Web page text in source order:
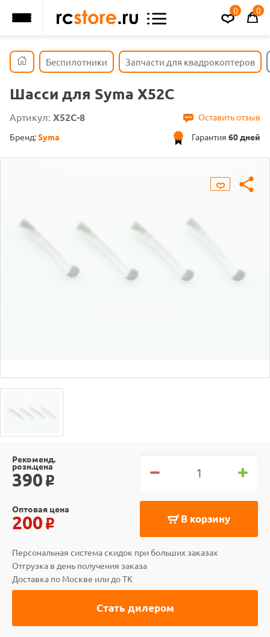
0 0
Беспилотники Запчасти для квадрокоптеров
Шасси для Syma X52C
Артикул: X52C-8
Оставить отзыв
Гарантия 60 дней
Бренд:Syma
Рекоменд.
розн.цена
390 o
В корзину
Оптовая цена
200 o
Персональная система скидок при больших заказах
Отгрузка в день получения заказа
Доставка по Москве или до ТК
Стать дилером